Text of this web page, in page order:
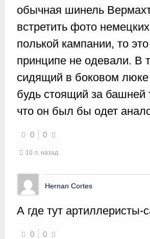
обычная шинель
встретить фото
полькой кампании, то
принципе не одевали. В
сидящий в боковом люке
будь стоящий за башней
что он был бы одет
0 0
10 л. назад
Hernan Cortes
А где тут артиллеристы-
0 0